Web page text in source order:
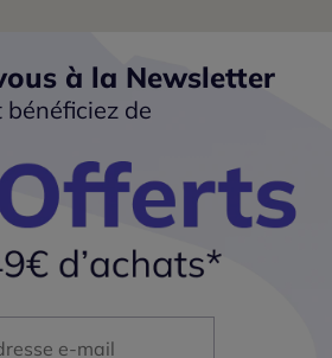
à la Newsletter
bénéficiez de